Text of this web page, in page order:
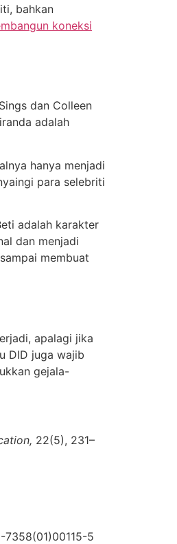
bahkan
koneksi
dan Colleen
adalah
hanya menjadi
para selebriti
adalah karakter
dan menjadi
membuat
apalagi jika
DID juga wajib
gejala-
22(5), 231–
7358(01)00115-5